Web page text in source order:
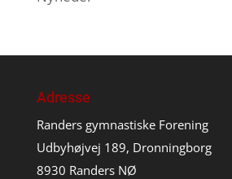
Adresse
Randers gymnastiske Forening
Udbyhøjvej 189, Dronningborg
8930 Randers NØ